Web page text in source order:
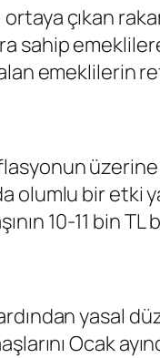
çıkan
sahip
emeklilerin
üzerine
olumlu bir etki
10-11 bin TL
yasal
Ocak